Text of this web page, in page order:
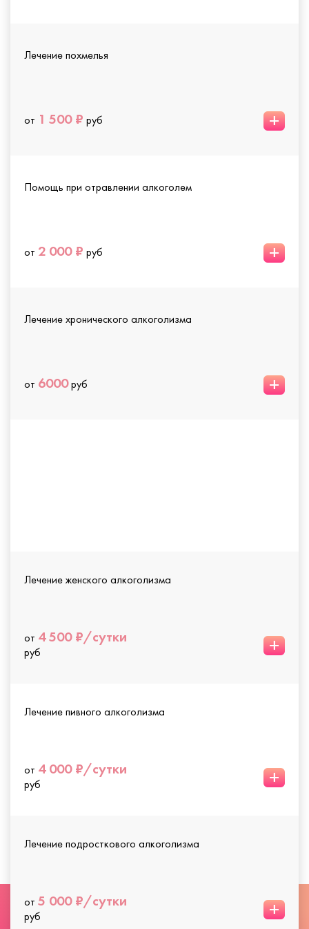
Лечение похмелья
от 1 500 ₽ руб +
Помощь при отравлении алкоголем
от 2 000 ₽ руб +
Лечение хронического алкоголизма
от 6000руб +
Лечение женского алкоголизма
от 4 500 ₽/сутки
руб +
Лечение пивного алкоголизма
от 4 000 ₽/сутки
руб +
Лечение подросткового алкоголизма
от 5 000 ₽/сутки
руб +